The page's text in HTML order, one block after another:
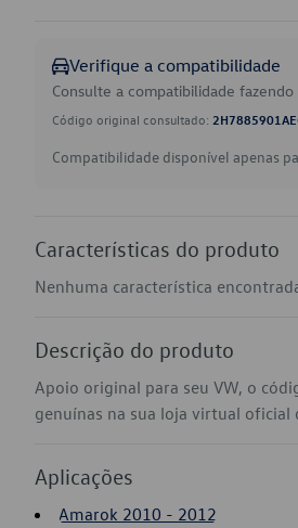
Verifique a compatibilidade
Consulte a compatibilidade
Código original consultado:
Compatibilidade disponível apenas
Características do produto
Nenhuma característica
Descrição do produto
Apoio original para seu VW, o
genuínas na sua loja virtual oficial
Aplicações
Amarok 2010 - 2012